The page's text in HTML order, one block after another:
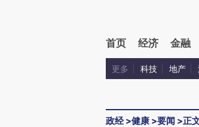
首页 经济 金融
更多 科技 地产
政经>健康 >要闻 >正